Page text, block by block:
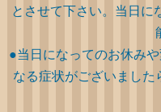
とさせて下さい。当日
●当日になってのお休み
なる症状がございました